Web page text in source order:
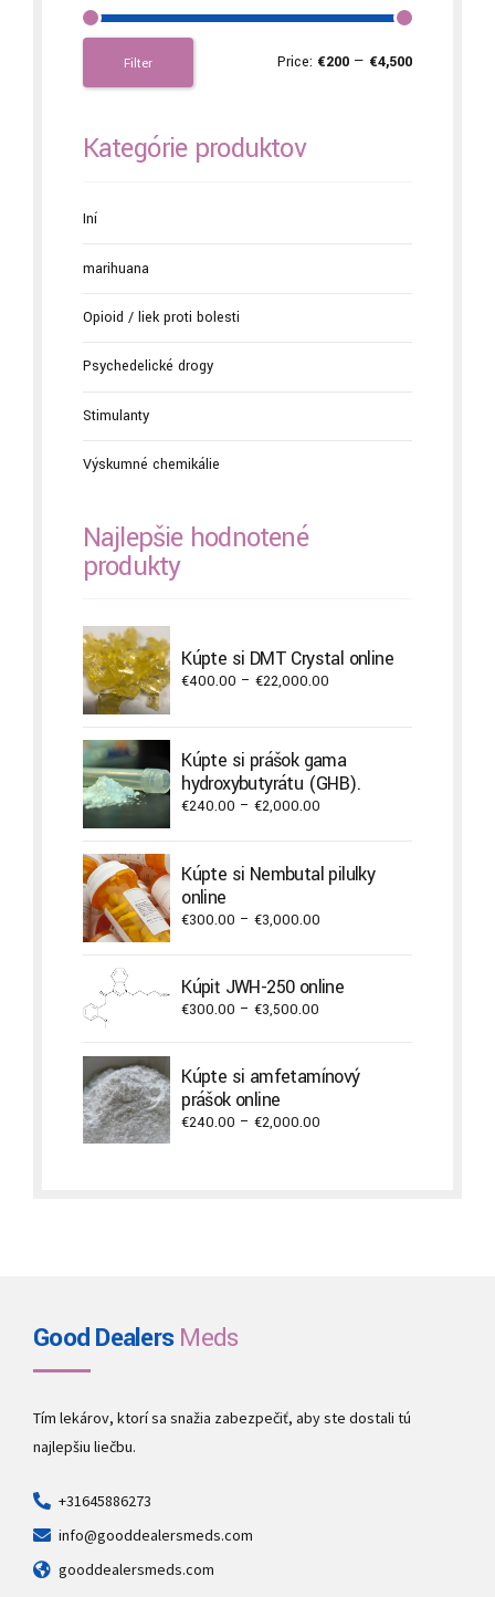
Filter Price: €200 — €4,500
Kategórie produktov
Iní
marihuana
Opioid / liek proti bolesti
Psychedelické drogy
Stimulanty
Výskumné chemikálie
Najlepšie hodnotené
produkty
Kúpte si DMT Crystal online
€400.00 – €22,000.00
€22,000.00
Kúpte si prášok gama
hydroxybutyrátu (GHB).
€240.00 – €2,000.00
through
Kúpte si Nembutal pilulky
online
€300.00 – €3,000.00
through
Kúpiť JWH-250 online
€300.00 – €3,500.00
through
Kúpte si amfetamínový
prášok online
€240.00 – €2,000.00
Good DealersMeds
Tím lekárov, ktorí sa snažia zabezpečiť, aby ste dostali tú
najlepšiu liečbu.
+31645886273
info@gooddealersmeds.com
gooddealersmeds.com